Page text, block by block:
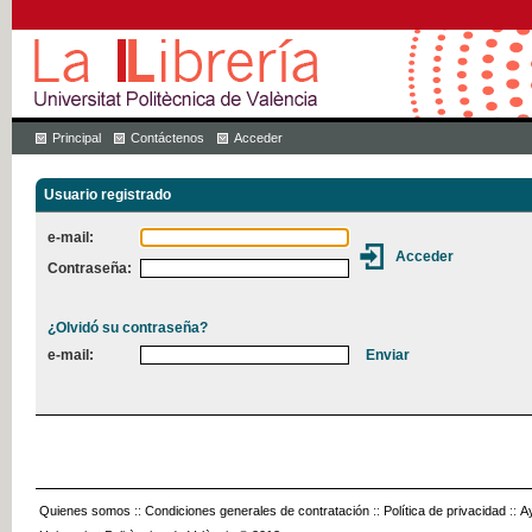
Principal Contáctenos Acceder
Usuario registrado
e-mail:
Contraseña:
¿Olvidó su contraseña?
e-mail:
Quienes somos :: Condiciones generales de contratación :: Política de privacidad ::